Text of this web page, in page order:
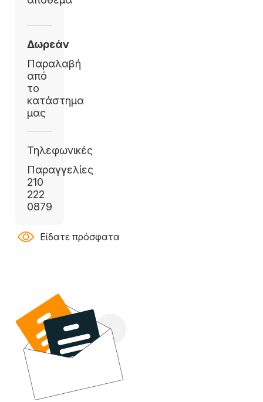
Δωρεάν
Παραλαβή
από
το
κατάστημα
μας
Τηλεφωνικές
Παραγγελίες
210
222
0879
Είδατε πρόσφατα